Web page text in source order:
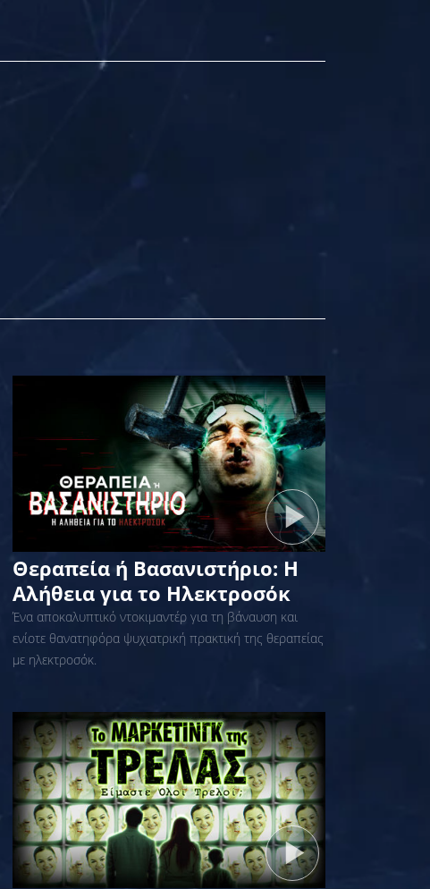
Θεραπεία ή Βασανιστήριο: Η
Αλήθεια για το Ηλεκτροσόκ
Ένα αποκαλυπτικό ντοκιμαντέρ για τη βάναυση και
ενίοτε θανατηφόρα ψυχιατρική πρακτική της θεραπείας
με ηλεκτροσόκ.